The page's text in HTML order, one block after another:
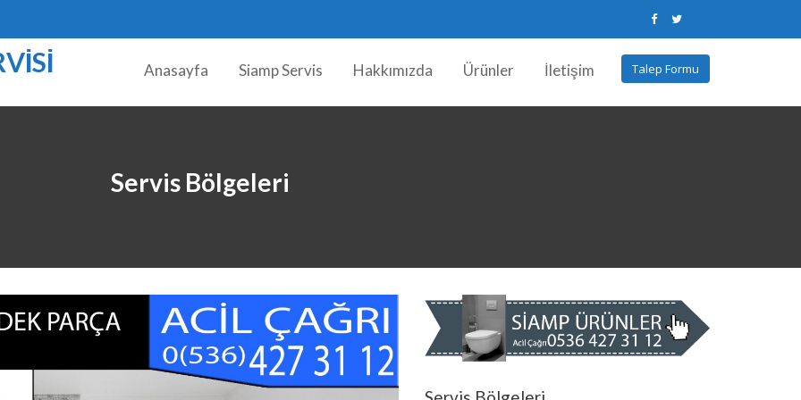
Talep Formu
Anasayfa Siamp Servis Hakkımızda Ürünler İletişim
Servis Bölgeleri